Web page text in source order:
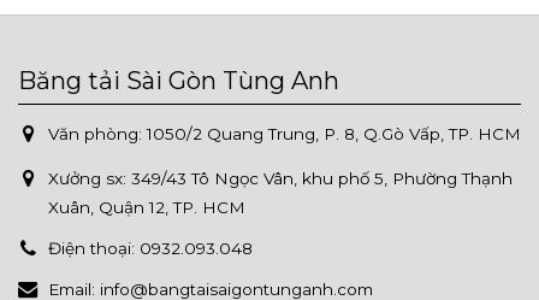
Băng tải Sài Gòn Tùng Anh
Văn phòng: 1050/2 Quang Trung, P. 8, Q.Gò Vấp, TP. HCM
Xưởng sx: 349/43 Tô Ngọc Vân, khu phố 5, Phường Thạnh
Xuân, Quận 12, TP. HCM
Điện thoại: 0932.093.048
Email: info@bangtaisaigontunganh.com